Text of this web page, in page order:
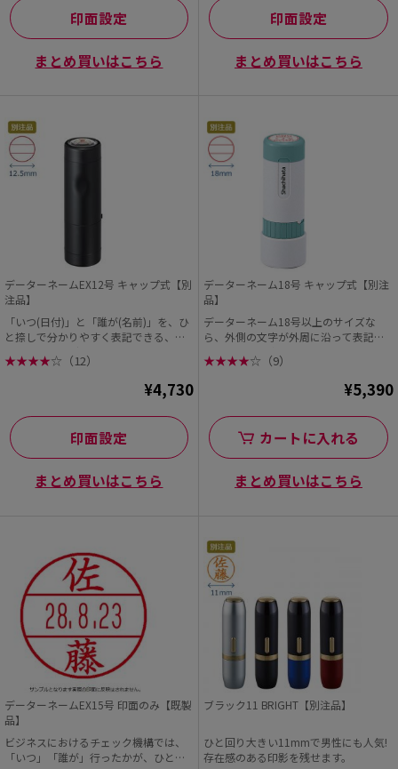
印面設定
まとめ買いはこちら
印面設定
まとめ買いはこちら
データーネームEX12号 キャップ式【別
注品】
「いつ(日付)」と「誰が(名前)」を、ひ
と捺しで分かりやすく表記できる、シ
ヤチハタの「デ...
★★★★☆ （12）
¥4,730
印面設定
まとめ買いはこちら
データーネーム18号 キャップ式【別注
品】
データーネーム18号以上のサイズな
ら、外側の文字が外周に沿って表記さ
れる「回し文字」のレ...
★★★★☆ （9）
¥5,390
カートに入れる
まとめ買いはこちら
データーネームEX15号 印面のみ【既製
品】
ビジネスにおけるチェック機構では、
「いつ」「誰が」行ったかが、ひと目
ブラック11 BRIGHT【別注品】
ひと回り大きい11mmで男性にも人気!
存在感のある印影を残せます。